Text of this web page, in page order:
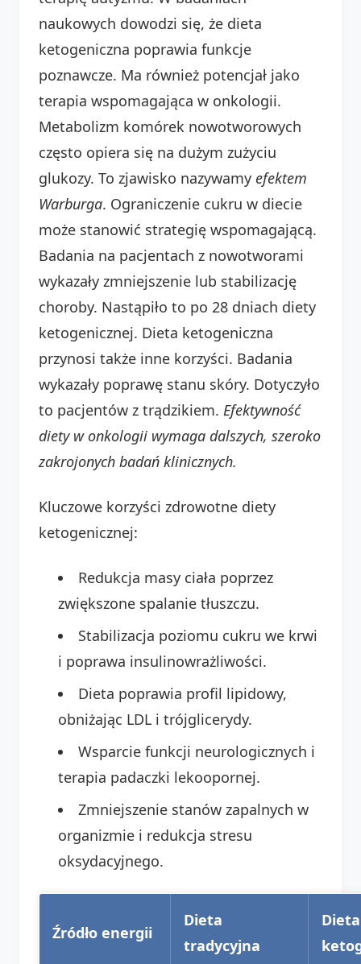
naukowych dowodzi się, że dieta
ketogeniczna poprawia funkcje
poznawcze. Ma również potencjał jako
terapia wspomagająca w onkologii.
Metabolizm komórek nowotworowych
często opiera się na dużym zużyciu
glukozy. To zjawisko nazywamy efektem
Warburga. Ograniczenie cukru w diecie
może stanowić strategię wspomagającą.
Badania na pacjentach z nowotworami
wykazały zmniejszenie lub stabilizację
choroby. Nastąpiło to po 28 dniach diety
ketogenicznej. Dieta ketogeniczna
przynosi także inne korzyści. Badania
wykazały poprawę stanu skóry. Dotyczyło
to pacjentów z trądzikiem. Efektywność
diety w onkologii wymaga dalszych, szeroko
zakrojonych badań klinicznych.
Kluczowe korzyści zdrowotne diety
ketogenicznej:
Redukcja masy ciała poprzez
zwiększone spalanie tłuszczu.
Stabilizacja poziomu cukru we krwi
i poprawa insulinowrażliwości.
Dieta poprawia profil lipidowy,
obniżając LDL i trójglicerydy.
Wsparcie funkcji neurologicznych i
terapia padaczki lekoopornej.
Zmniejszenie stanów zapalnych w
organizmie i redukcja stresu
oksydacyjnego.
Źródło energii
Dieta
tradycyjna
Dieta